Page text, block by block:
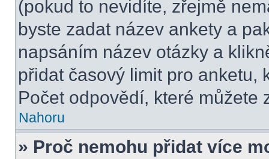
(pokud to nevidíte, zřejmě
byste zadat název ankety a
napsáním název otázky a
přidat časový limit pro anketu,
Počet odpovědí, které můžete
Nahoru
» Proč nemohu přidat více